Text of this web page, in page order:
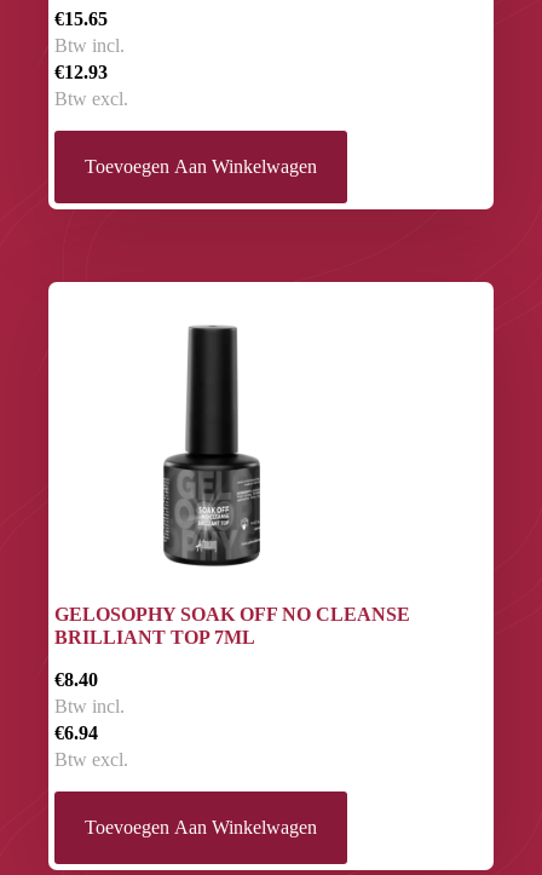
€15.65
Btw incl.
€12.93
Btw excl.
Toevoegen Aan Winkelwagen
GELOSOPHY SOAK OFF NO CLEANSE
BRILLIANT TOP 7ML
€8.40
Btw incl.
€6.94
Btw excl.
Toevoegen Aan Winkelwagen